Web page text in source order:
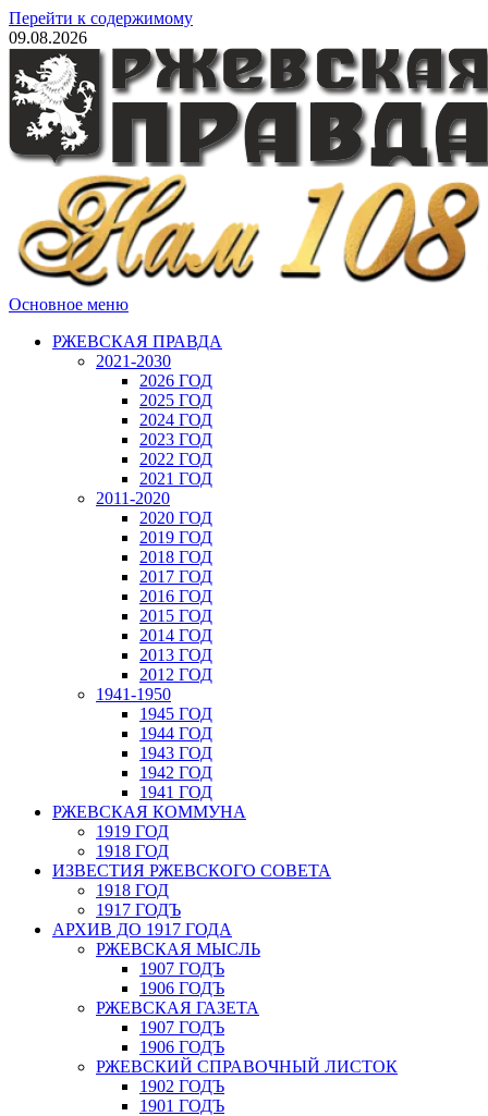
Перейти к содержимому
09.08.2026
Основное меню
РЖЕВСКАЯ ПРАВДА
2021-2030
2026 ГОД
2025 ГОД
2024 ГОД
2023 ГОД
2022 ГОД
2021 ГОД
2011-2020
2020 ГОД
2019 ГОД
2018 ГОД
2017 ГОД
2016 ГОД
2015 ГОД
2014 ГОД
2013 ГОД
2012 ГОД
1941-1950
1945 ГОД
1944 ГОД
1943 ГОД
1942 ГОД
1941 ГОД
РЖЕВСКАЯ КОММУНА
1919 ГОД
1918 ГОД
ИЗВЕСТИЯ РЖЕВСКОГО СОВЕТА
1918 ГОД
1917 ГОДЪ
АРХИВ ДО 1917 ГОДА
РЖЕВСКАЯ МЫСЛЬ
1907 ГОДЪ
1906 ГОДЪ
РЖЕВСКАЯ ГАЗЕТА
1907 ГОДЪ
1906 ГОДЪ
РЖЕВСКИЙ СПРАВОЧНЫЙ ЛИСТОК
1902 ГОДЪ
1901 ГОДЪ